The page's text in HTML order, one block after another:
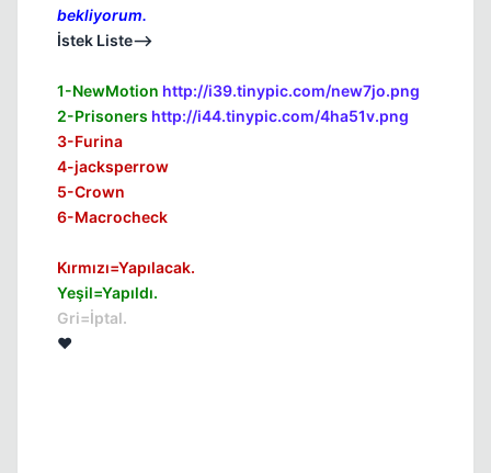
bekliyorum.
İstek Liste-->
1-NewMotion http://i39.tinypic.com/new7jo.png
2-Prisoners http://i44.tinypic.com/4ha51v.png
3-Furina
4-jacksperrow
5-Crown
6-Macrocheck
Kırmızı=Yapılacak.
Yeşil=Yapıldı.
Gri=İptal.
❤️